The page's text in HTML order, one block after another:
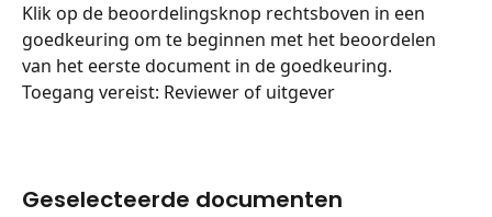
Klik op de beoordelingsknop rechtsboven in een
goedkeuring om te beginnen met het beoordelen
van het eerste document in de goedkeuring.
Toegang vereist: Reviewer of uitgever
Geselecteerde documenten